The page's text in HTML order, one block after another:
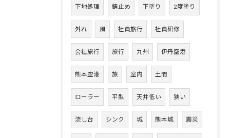
下地処理 錆止め 下塗り 2度塗り
外れ 風 社員旅行 社員研修
会社旅行 旅行 九州 伊丹空港
熊本空港 旅 室内 土間
ローラー 平型 天井低い 狭い
流し台 シンク 城 熊本城 震災